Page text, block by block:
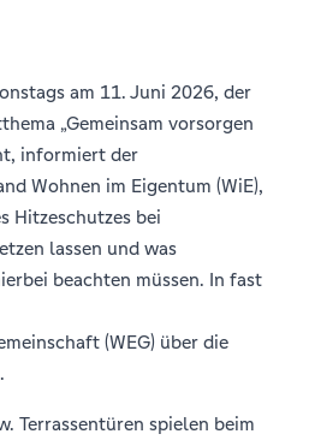
am 11. Juni 2026, der
„Gemeinsam vorsorgen
informiert der
Wohnen im Eigentum (WiE),
Hitzeschutzes bei
lassen und was
beachten müssen. In fast
(WEG) über die
Terrassentüren spielen beim